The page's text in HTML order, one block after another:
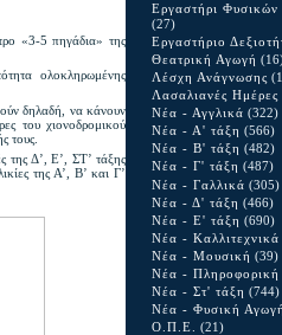
«3-5 πηγάδια» της
ολοκληρωμένης
δηλαδή, να κάνουν
του χιονοδρομικού
τους.
της Δ’, Ε’, ΣΤ’ τάξης
της Α’, Β’ και Γ’
Εργαστήρι Φυσικών
(27)
Εργαστήριο
Θεατρική Αγωγή
Λέσχη Ανάγνωσης
Λασαλιανές Ημέρες
Νέα - Αγγλικά (322)
Νέα - Α' τάξη (566)
Νέα - Β' τάξη (482)
Νέα - Γ' τάξη (487)
Νέα - Γαλλικά (305)
Νέα - Δ' τάξη (466)
Νέα - Ε' τάξη (690)
Νέα - Καλλιτεχνικά
Νέα - Μουσική (39)
Νέα - Πληροφορική
Νέα - Στ' τάξη (744)
Νέα - Φυσική Αγωγή
Ο.Π.Ε. (21)